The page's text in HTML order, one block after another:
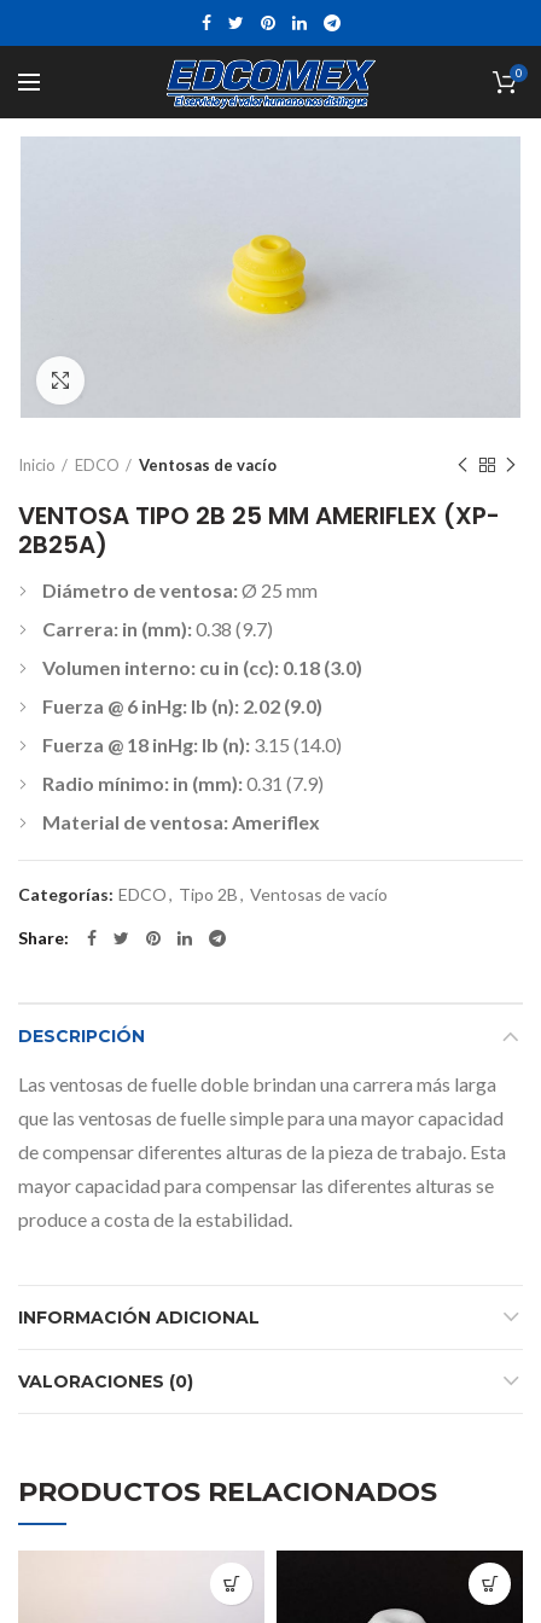
0
Inicio EDCO Ventosas de vacío
VENTOSA TIPO 2B 25 MM AMERIFLEX (XP-
2B25A)
Diámetro de ventosa:Ø 25 mm
Carrera: in (mm):0.38 (9.7)
Volumen interno: cu in (cc): 0.18 (3.0)
Fuerza @ 6 inHg: lb (n): 2.02 (9.0)
Fuerza @ 18 inHg: lb (n): 3.15 (14.0)
Radio mínimo: in (mm):0.31 (7.9)
Material de ventosa: Ameriflex
Categorías: EDCO, Tipo 2B, Ventosas de vacío
Share
DESCRIPCIÓN
Las ventosas de fuelle doble brindan una carrera más larga
que las ventosas de fuelle simple para una mayor capacidad
de compensar diferentes alturas de la pieza de trabajo. Esta
mayor capacidad para compensar las diferentes alturas se
produce a costa de la estabilidad.
INFORMACIÓN ADICIONAL
VALORACIONES (0)
PRODUCTOS RELACIONADOS